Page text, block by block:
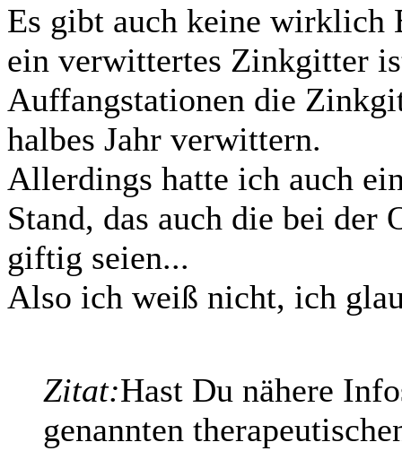
Es gibt auch keine wirklich
ein verwittertes Zinkgitter
Auffangstationen die
halbes Jahr verwittern.
Allerdings hatte ich auch
Stand, das auch die bei der
giftig seien...
Also ich weiß nicht, ich
Zitat:Hast Du nähere
genannten